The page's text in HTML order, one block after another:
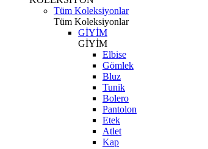
Tüm Koleksiyonlar
Tüm Koleksiyonlar
GİYİM
GİYİM
Elbise
Gömlek
Bluz
Tunik
Bolero
Pantolon
Etek
Atlet
Kap